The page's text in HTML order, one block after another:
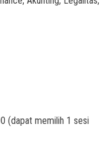
(dapat memilih 1 sesi